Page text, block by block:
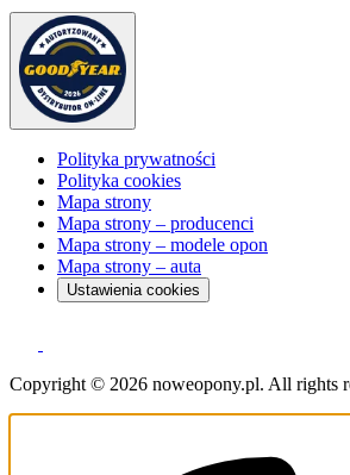
Polityka prywatności
Polityka cookies
Mapa strony
Mapa strony – producenci
Mapa strony – modele opon
Mapa strony – auta
Ustawienia cookies
Copyright © 2026 noweopony.pl. All rights